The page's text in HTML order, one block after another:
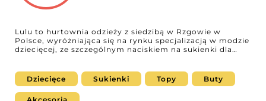
Lulu to hurtownia odzieży z siedzibą w Rzgowie w
Polsce, wyróżniająca się na rynku specjalizacją w modzie
dziecięcej, ze szczególnym naciskiem na sukienki dla
zróżnicowane potrzeby profesjonalistów, którzy chcą
zaoferować małym miłośniczkom mody to, co najlepsze.
Lulu wyróżnia się nie tylko elegancją swoich sukienek,
Dziecięce Sukienki Topy Buty